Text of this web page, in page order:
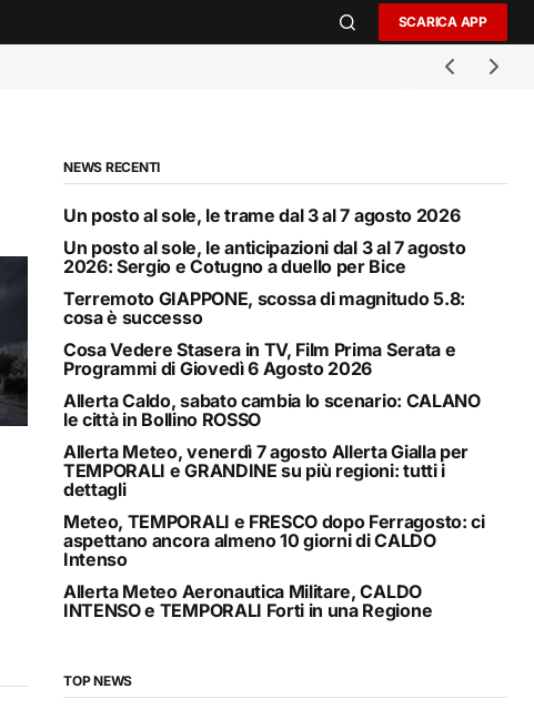
SCARICA APP
NEWS RECENTI
Un posto al sole, le trame dal 3 al 7 agosto 2026
Un posto al sole, le anticipazioni dal 3 al 7 agosto
2026: Sergio e Cotugno a duello per Bice
Terremoto GIAPPONE, scossa di magnitudo 5.8:
cosa è successo
Cosa Vedere Stasera in TV, Film Prima Serata e
Programmi di Giovedì 6 Agosto 2026
Allerta Caldo, sabato cambia lo scenario: CALANO
le città in Bollino ROSSO
Allerta Meteo, venerdì 7 agosto Allerta Gialla per
TEMPORALI e GRANDINE su più regioni: tutti i
dettagli
Meteo, TEMPORALI e FRESCO dopo Ferragosto: ci
aspettano ancora almeno 10 giorni di CALDO
Intenso
Allerta Meteo Aeronautica Militare, CALDO
INTENSO e TEMPORALI Forti in una Regione
TOP NEWS